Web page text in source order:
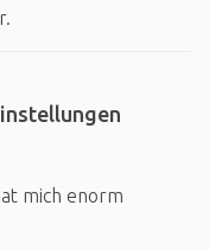
mich enorm